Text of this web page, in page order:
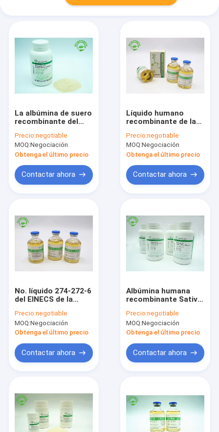
Sobre nosotros
La albúmina de suero
recombinante del
estricto TIENE
blanco para encender
el polvo liofilizado
beige
Precio:negotiable
MOQ:Negociación
Obtenga el último precio
Contactar ahora
Líquido humano
recombinante de la
proteína humana
recombinante del
rHSA de la entrega de
la droga
Precio:negotiable
MOQ:Negociación
Obtenga el último precio
Contactar ahora
No. líquido 274-272-6
del EINECS de la
recombinante libre
animal del
componente
Precio:negotiable
MOQ:Negociación
Obtenga el último precio
Contactar ahora
Albúmina humana
recombinante Sativa
diagnósticos CAS No
.70024 90 7
Precio:negotiable
MOQ:Negociación
Obtenga el último precio
Contactar ahora